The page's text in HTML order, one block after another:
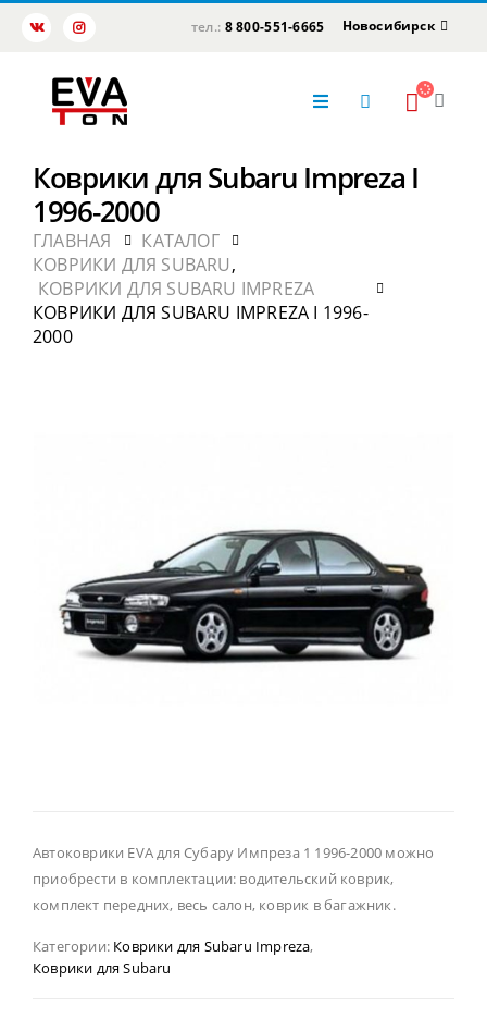
тел.: 8 800-551-6665 Новосибирск
Коврики для Subaru Impreza I
1996-2000
ГЛАВНАЯ
КАТАЛОГ
КОВРИКИ ДЛЯ SUBARU,
КОВРИКИ ДЛЯ SUBARU IMPREZA
КОВРИКИ ДЛЯ SUBARU IMPREZA I 1996-
2000
Автоковрики EVA для Субару Импреза 1 1996-2000 можно
приобрести в комплектации: водительский коврик,
комплект передних, весь салон, коврик в багажник.
Категории: Коврики для Subaru Impreza,
Коврики для Subaru